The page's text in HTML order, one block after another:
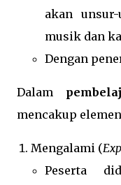
akan
musik dan
Dengan
Dalam
mencakup
Mengalami (
Peserta